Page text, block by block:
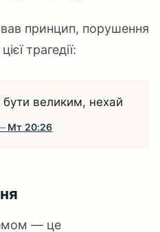
принцип, порушення
трагедії:
великим, нехай
Мт 20:26
— це